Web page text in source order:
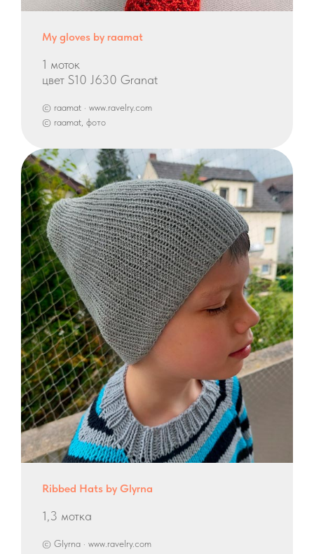
My gloves by raamat
1 моток
цвет S10 J630 Granat
© raamat · www.ravelry.com
© raamat, фото
Ribbed Hats by Glyrna
1,3 мотка
© Glyrna · www.ravelry.com